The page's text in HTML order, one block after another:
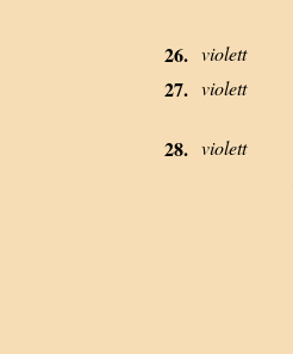
26. violett
27. violett
28. violett